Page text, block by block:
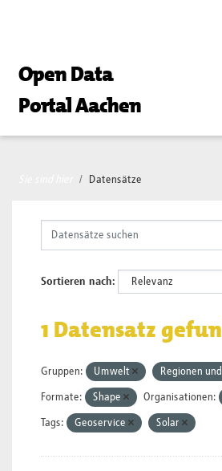
Open Data
Portal Aachen
Datensätze
Sortieren nach
1 Datensatz
Gruppen: Umwelt Regionen
Formate: Shape Organisationen:
Tags: Geoservice Solar